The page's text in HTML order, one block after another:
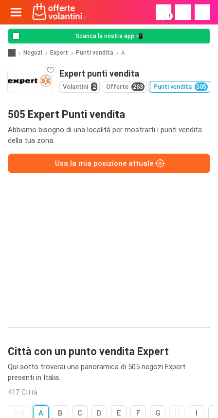
!
Scarica la nostra app 📲
Negozi Expert Punti vendita A
Expert punti vendita
Volantini 2 Offerte 263 Punti vendita 505
505 Expert Punti vendita
Abbiamo bisogno di una località per mostrarti i punti vendita
della tua zona.
Usa la mia posizione attuale
Città con un punto vendita Expert
Qui sotto troverai una panoramica di 505 negozi Expert
presenti in Italia.
417 Città
A B C D E F G I